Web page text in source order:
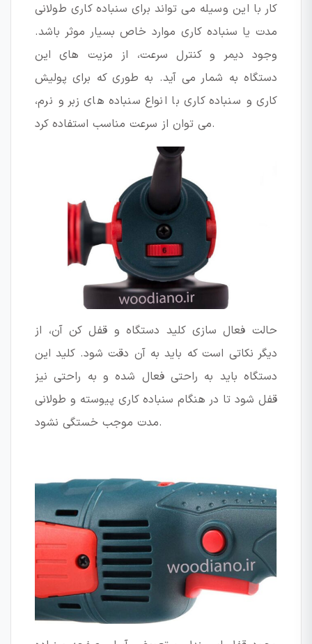
کار با این وسیله می تواند برای سنباده کاری طولانی
مدت یا سنباده کاری موارد خاص بسیار موثر باشد.
وجود دیمر و کنترل سرعت، از مزیت های این
دستگاه به شمار می آید. به طوری که برای پولیش
کاری و سنباده کاری با انواع سنباده های زبر و نرم،
می توان از سرعت مناسب استفاده کرد.
حالت فعال سازی کلید دستگاه و قفل کن آن، از
دیگر نکاتی است که باید به آن دقت شود. کلید این
دستگاه باید به راحتی فعال شده و به راحتی نیز
قفل شود تا در هنگام سنباده کاری پیوسته و طولانی
مدت موجب خستگی نشود.